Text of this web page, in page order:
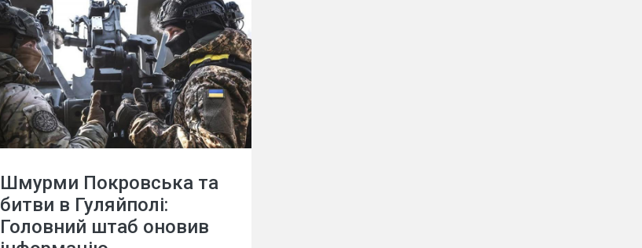
Шмурми Покровська та
битви в Гуляйполі:
Головний штаб оновив